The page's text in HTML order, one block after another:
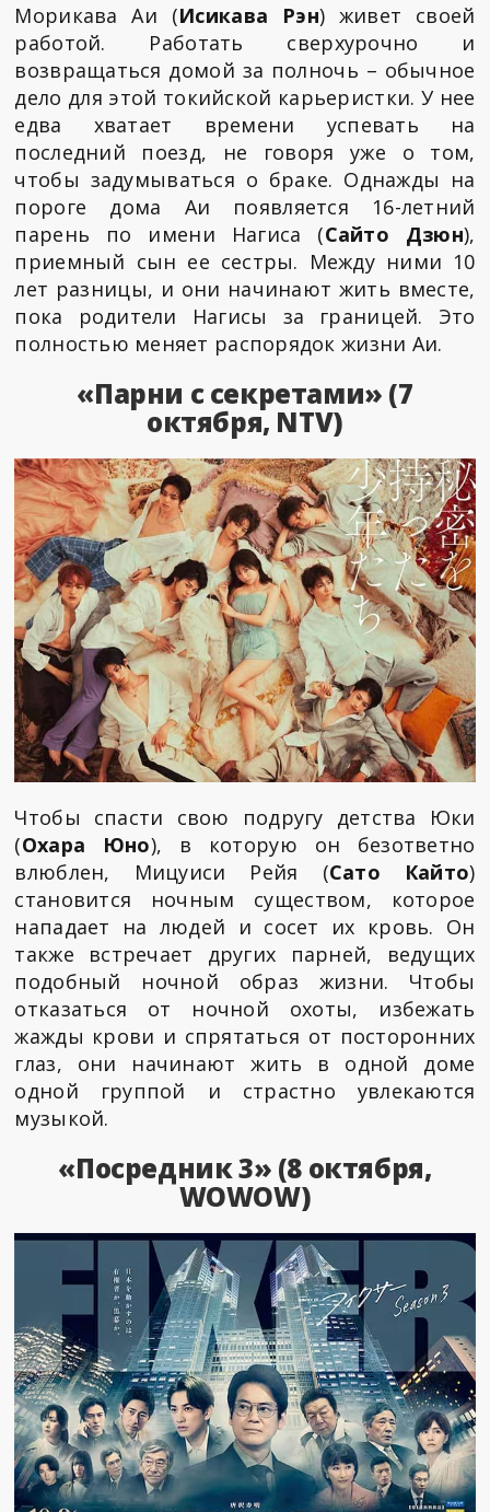
Морикава Аи (Исикава Рэн) живет своей
работой. Работать сверхурочно и
возвращаться домой за полночь – обычное
дело для этой токийской карьеристки. У нее
едва хватает времени успевать на
последний поезд, не говоря уже о том,
чтобы задумываться о браке. Однажды на
пороге дома Аи появляется 16-летний
парень по имени Нагиса (Сайто Дзюн),
приемный сын ее сестры. Между ними 10
лет разницы, и они начинают жить вместе,
пока родители Нагисы за границей. Это
полностью меняет распорядок жизни Аи.
«Парни с секретами» (7
октября, NTV)
Чтобы спасти свою подругу детства Юки
(Охара Юно), в которую он безответно
влюблен, Мицуиси Рейя (Сато Кайто)
становится ночным существом, которое
нападает на людей и сосет их кровь. Он
также встречает других парней, ведущих
подобный ночной образ жизни. Чтобы
отказаться от ночной охоты, избежать
жажды крови и спрятаться от посторонних
глаз, они начинают жить в одной доме
одной группой и страстно увлекаются
музыкой.
«Посредник 3» (8 октября,
WOWOW)